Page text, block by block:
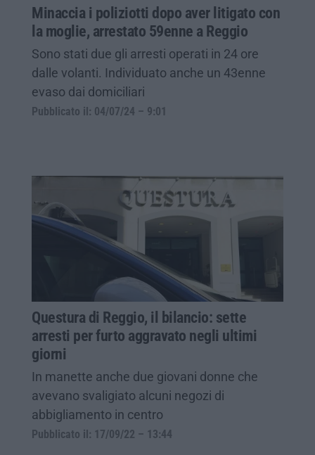
Minaccia i poliziotti dopo aver litigato con
la moglie, arrestato 59enne a Reggio
Sono stati due gli arresti operati in 24 ore
dalle volanti. Individuato anche un 43enne
evaso dai domiciliari
Pubblicato il: 04/07/24 – 9:01
Questura di Reggio, il bilancio: sette
arresti per furto aggravato negli ultimi
giorni
In manette anche due giovani donne che
avevano svaligiato alcuni negozi di
abbigliamento in centro
Pubblicato il: 17/09/22 – 13:44